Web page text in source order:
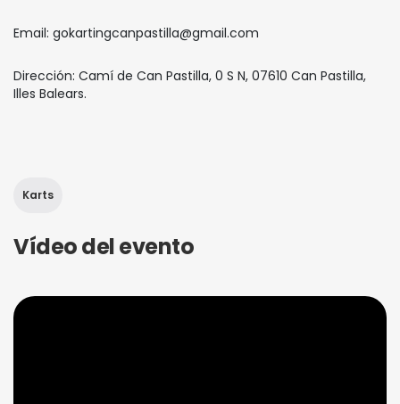
Email: gokartingcanpastilla@gmail.com
Dirección: Camí de Can Pastilla, 0 S N, 07610 Can Pastilla,
Illes Balears.
Karts
Vídeo del evento